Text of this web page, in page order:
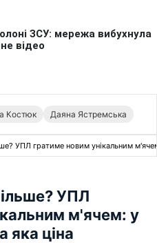
Костюк Даяна Ястремська
УПЛ гратиме новим унікальним
УПЛ
м'ячем: у
яка ціна